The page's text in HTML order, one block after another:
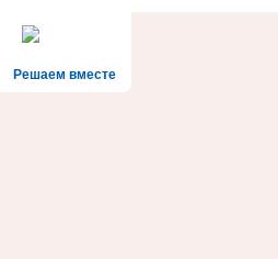
Решаем вместе